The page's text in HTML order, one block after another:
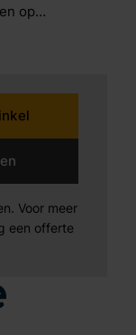
op
matras is een
tot in
het visco-
het matras
Motion 7 Je
de
7-zones
zodat je
soepel opstaat.
Voor meer
een offerte